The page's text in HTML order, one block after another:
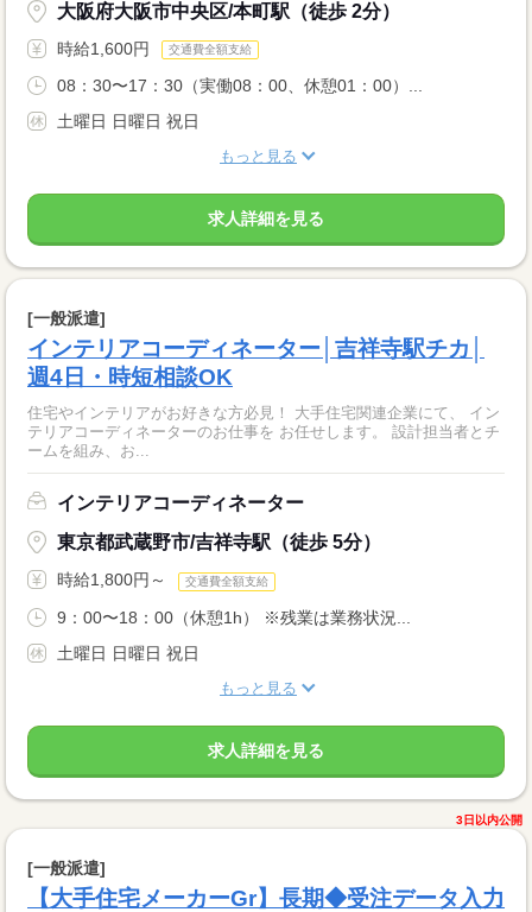
大阪府大阪市中央区/本町駅（徒歩 2分）
時給1,600円 交通費全額支給
08：30〜17：30（実働08：00、休憩01：00）...
土曜日 日曜日 祝日
もっと見る
求人詳細を見る
[一般派遣]
インテリアコーディネーター│吉祥寺駅チカ│
週4日・時短相談OK
住宅やインテリアがお好きな方必見！ 大手住宅関連企業にて、 イン
テリアコーディネーターのお仕事を お任せします。 設計担当者とチ
ームを組み、お...
インテリアコーディネーター
東京都武蔵野市/吉祥寺駅（徒歩 5分）
時給1,800円～ 交通費全額支給
9：00〜18：00（休憩1h） ※残業は業務状況...
土曜日 日曜日 祝日
もっと見る
求人詳細を見る
3日以内公開
[一般派遣]
【大手住宅メーカーGr】長期◆受注データ入力